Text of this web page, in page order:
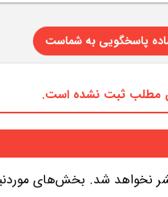
پاسخگویی به شماست
مطلب ثبت نشده است.
نخواهد شد. بخش‌های